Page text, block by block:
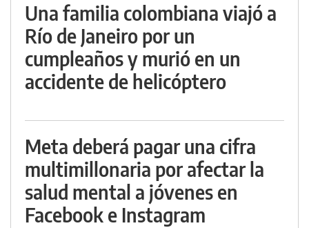
Una familia colombiana viajó a
Río de Janeiro por un
cumpleaños y murió en un
accidente de helicóptero
Meta deberá pagar una cifra
multimillonaria por afectar la
salud mental a jóvenes en
Facebook e Instagram